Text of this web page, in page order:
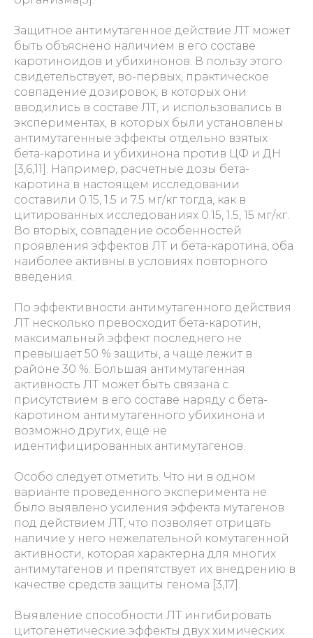
Защитное антимутагенное действие ЛТ может
быть объяснено наличием в его составе
каротиноидов и убихинонов. В пользу этого
свидетельствует, во-первых, практическое
совпадение дозировок, в которых они
вводились в составе ЛТ, и использовались в
экспериментах, в которых были установлены
антимутагенные эффекты отдельно взятых
бета-каротина и убихинона против ЦФ и ДН
[3,6,11]. Например, расчетные дозы бета-
каротина в настоящем исследовании
составили 0.15, 1.5 и 7.5 мг/кг тогда, как в
цитированных исследованиях 0.15, 1.5, 15 мг/кг.
Во вторых, совпадение особенностей
проявления эффектов ЛТ и бета-каротина, оба
наиболее активны в условиях повторного
введения.
По эффективности антимутагенного действия
ЛТ несколько превосходит бета-каротин,
максимальный эффект последнего не
превышает 50 % защиты, а чаще лежит в
районе 30 %. Большая антимутагенная
активность ЛТ может быть связана с
присутствием в его составе наряду с бета-
каротином антимутагенного убихинона и
возможно других, еще не
идентифицированных антимутагенов.
Особо следует отметить. Что ни в одном
варианте проведенного эксперимента не
было выявлено усиления эффекта мутагенов
под действием ЛТ, что позволяет отрицать
наличие у него нежелательной комутагенной
активности, которая характерна для многих
антимутагенов и препятствует их внедрению в
качестве средств защиты генома [3,17].
Выявление способности ЛТ ингибировать
цитогенетические эффекты двух химических